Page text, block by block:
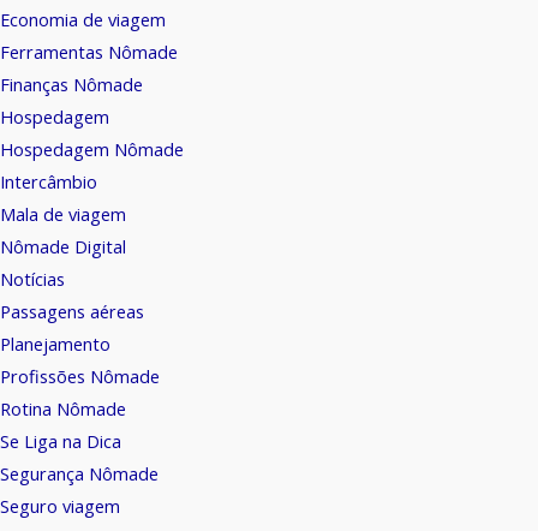
Economia de viagem
Ferramentas Nômade
Finanças Nômade
Hospedagem
Hospedagem Nômade
Intercâmbio
Mala de viagem
Nômade Digital
Notícias
Passagens aéreas
Planejamento
Profissões Nômade
Rotina Nômade
Se Liga na Dica
Segurança Nômade
Seguro viagem